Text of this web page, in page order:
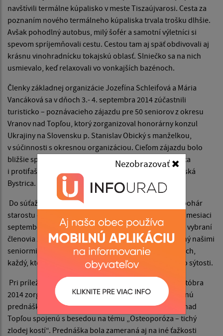
Nezobrazovať
navštívili termálne kúpalisko v meste Tiszaújvarosi. Cesta za
poznaním nového termálneho kúpaliska trvala trošku dlhšie.
Avšak pohodlný autobus, milý šofér a samotní výletníci si
spevom spríjemňovali cestu. Cestou tam aj späť obdivovali aj
krásnu vinohradnícku tokajskú oblasť. Slniečko sa na nich
usmievalo, keď relaxovali vo vonkajších bazénoch.
Členky základnej organizácie Jozefína Schleifová a Mária
Vancáková sa v dňoch 3.- 4. septembra 2014 zúčastnili
turisticko – poznávacieho zájazdu pre 50 seniorov z okresu
Vranov nad Topľou, ktorý zorganizoval honorárny konzul
Ukrajiny na Slovensku p. Stanislav Obický s manželkou,
v súčinnosti s okresnou organizáciou. Cieľom zájazdu bolo
bližšie spoznať bohatú históriu mesta Banská Štiavnica
i protifašistického odboja, ktorého centrom bola Banská
Bystrica.
Do súťaže varenia guľáša „Guľaš majster „o putovný pohár
starostu obce, ktorú organizoval Obecný úrad v Soli v mesiaci
september v rámci solianskeho jarmoku, sa zapojili aj vybraní
členovia základnej organizácie. Aj keď guľáš pripravený našimi
seniormi nezískal umiestnenie na popredných miestach,
každý, kto zavítal k stánku, si na guľáši pochutnával do sýtosti.
Pri príležitosti Svetového dňa osteoporózy dňa 20.októbra
2014 zorganizoval výbor základnej organizácie odbornú
prednášku Mgr. Márie Gešperovej z RÚVZ vo Vranove nad
Topľou spojenú s besedou na tému „Osteoporóza – tichý
zlodej kostí“. Prednáška bola zameraná aj na iné ťažkosti